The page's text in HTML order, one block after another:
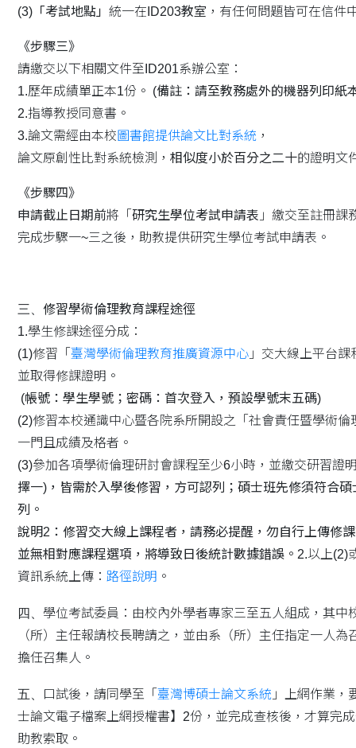
(3) 「考試地點」 統一在 ID203教室 ，有任何問題皆可在信件
《步驟三》
請繳交以下相關文件至ID201系辦公室：
1.歷年成績單正本1份。 (備註：請至教務處外的機器列印紙
2.指導教授同意書。
3.論文需經由本校 圖書館提供論文比對系統 ，
論文原創性比對系統檢測， 相似度小於百分之二十的證明文
《步驟四》
申請截止日期前將「 研究生學位考試申請表 」繳交至註冊課
完成步驟一~三之後，助教提供研究生學位考試申請表。
三、 修習學術倫理教育課程途徑
1.學生修課途徑分成：
(1)修習「 臺灣學術倫理教育推廣資源中心 」交大線上平台課
並取得修課證明。
(帳號：學生學號；密碼：首次登入，預設學號末五碼)
(2)修習本校通識中心暨各院系所開設之「社會責任暨學術倫
一門且成績及格者。
(3)參加各項學術倫理研討會課程至少6小時，並繳交研習證
擇一)，皆需於入學後修習，方可認列；碩士班先修須符合
列。
說明2：修習交大線上課程者，請務必提醒，勿自行上傳修
並無相對應課程選項，將導致日後統計數據錯誤。 2.以上(2)
資訊系統上傳： 路徑說明 。
四、 學位考試委員：由校內外學者專家三至五人組成，其中
（所）主任報請校長聘請之，並由系（所）主任指定一人為
擔任召集人。
五、 口試後，請同學至「 臺灣博碩士論文系統 」上網作業，
士論文電子檔案上網授權書】2份，並完成查核後，才算完
助教索取。